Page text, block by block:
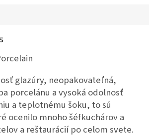
glazúry, neopakovateľná,
porcelánu a vysoká odolnosť
a teplotnému šoku, to sú
ocenilo mnoho šéfkuchárov a
a reštaurácií po celom svete.